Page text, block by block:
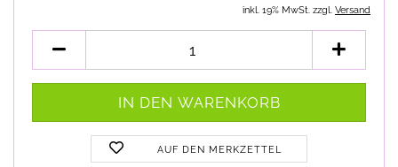
inkl. 19% MwSt. zzgl. Versand
AUF DEN MERKZETTEL